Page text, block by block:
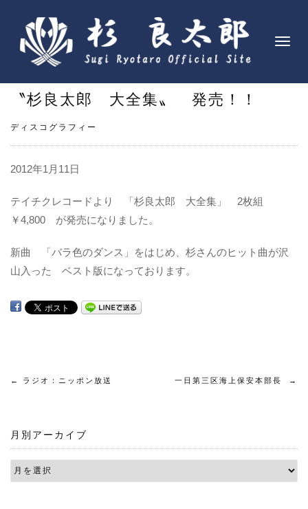
ナ
ン
〝杉良太郎 大全集〟 発売！！
ディスコグラフィー
2012年1月11日
テイチクレコードより 「杉良太郎 大全集」 2枚組
￥4,800 が発売になりました。
新曲 「バラ色のダンス」をはじめ、杉さんのヒット曲が沢
山入った ベスト版になっております。
投
ナ
ビ
← ラジオ：ニッポン放送 一日第三区海上保安本部長 →
月別アーカイブ